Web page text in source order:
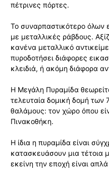
πέτρινες πόρτες.
Το συναρπαστικότερο όλων
με μεταλλικές ράβδους.
κανένα μεταλλικό
πυροδοτήσει διάφορες
κλειδιά, ή ακόμη διάφορα
Η Μεγάλη Πυραμίδα
τελευταία δομική δομή των
θαλάμους: τον χώρο όπου
Πινακοθήκη.
Η ίδια η πυραμίδα είναι
κατασκευάσουν μια τέτοια
εκείνη την εποχή είναι